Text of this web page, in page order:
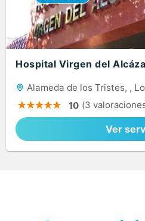
Hospital Virgen del
Alameda de los Tristes, ,
10 (3
Ver